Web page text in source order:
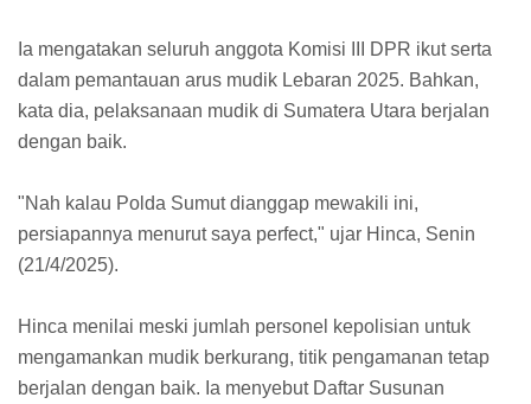
Ia mengatakan seluruh anggota Komisi III DPR ikut serta
dalam pemantauan arus mudik Lebaran 2025. Bahkan,
kata dia, pelaksanaan mudik di Sumatera Utara berjalan
dengan baik.
"Nah kalau Polda Sumut dianggap mewakili ini,
persiapannya menurut saya perfect," ujar Hinca, Senin
(21/4/2025).
Hinca menilai meski jumlah personel kepolisian untuk
mengamankan mudik berkurang, titik pengamanan tetap
berjalan dengan baik. Ia menyebut Daftar Susunan